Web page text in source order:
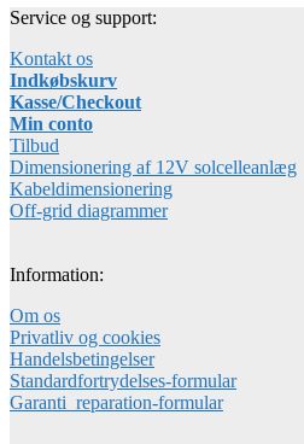
Service og support:
Kontakt os
Indkøbskurv
Kasse/Checkout
Min conto
Tilbud
Dimensionering af 12V solcelleanlæg
Kabeldimensionering
Off-grid diagrammer
Information:
Om os
Privatliv og cookies
Handelsbetingelser
Standardfortrydelses-formular
Garanti_reparation-formular